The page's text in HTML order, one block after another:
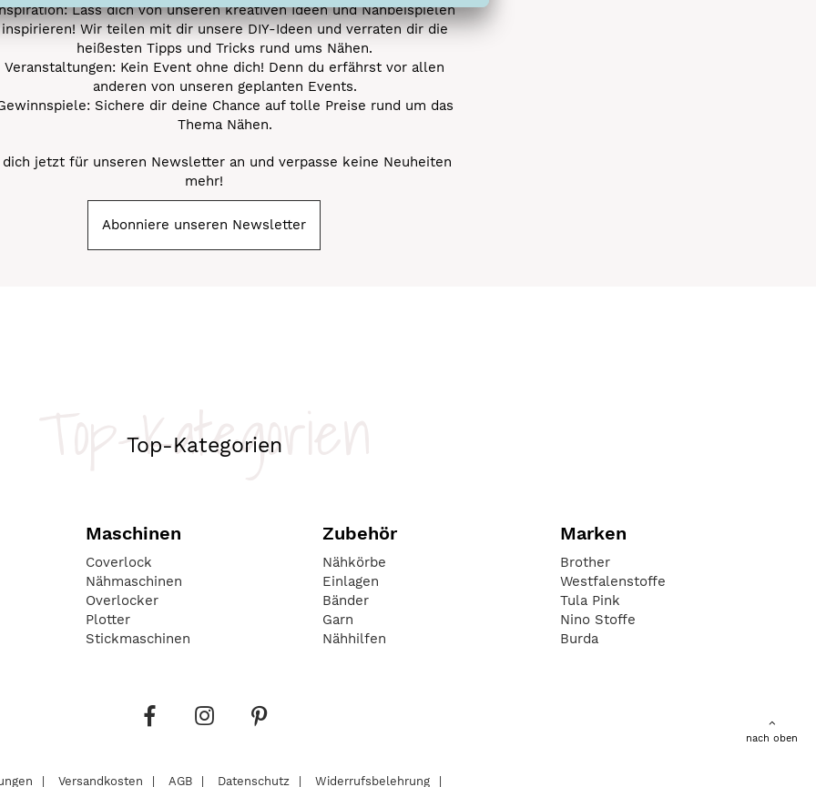
Lass dich von unseren kreativen Ideen und Nähbeispielen
inspirieren! Wir teilen mit dir unsere DIY-Ideen und verraten dir die
heißesten Tipps und Tricks rund ums Nähen.
Veranstaltungen: Kein Event ohne dich! Denn du erfährst vor allen
anderen von unseren geplanten Events.
Sichere dir deine Chance auf tolle Preise rund um das
Thema Nähen.
dich jetzt für unseren Newsletter an und verpasse keine Neuheiten
mehr!
Abonniere unseren Newsletter
Top-Kategorien
Top-Kategorien
Maschinen
Coverlock
Nähmaschinen
Overlocker
Plotter
Stickmaschinen
Zubehör
Nähkörbe
Einlagen
Bänder
Garn
Nähhilfen
Marken
Brother
Westfalenstoffe
Tula Pink
Nino Stoffe
Burda
nach oben
Versandkosten AGB Datenschutz Widerrufsbelehrung